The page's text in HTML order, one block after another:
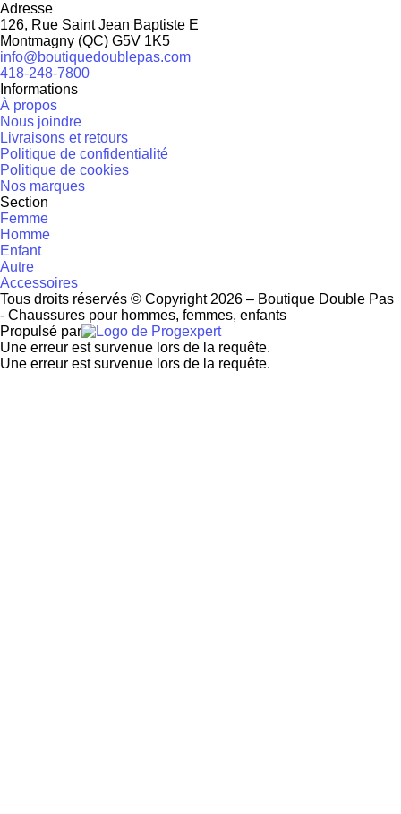
Adresse
126, Rue Saint Jean Baptiste E
Montmagny (QC) G5V 1K5
info@boutiquedoublepas.com
418-248-7800
Informations
À propos
Nous joindre
Livraisons et retours
Politique de confidentialité
Politique de cookies
Nos marques
Section
Femme
Homme
Enfant
Autre
Accessoires
Tous droits réservés © Copyright 2026 – Boutique Double Pas
- Chaussures pour hommes, femmes, enfants
Propulsé par